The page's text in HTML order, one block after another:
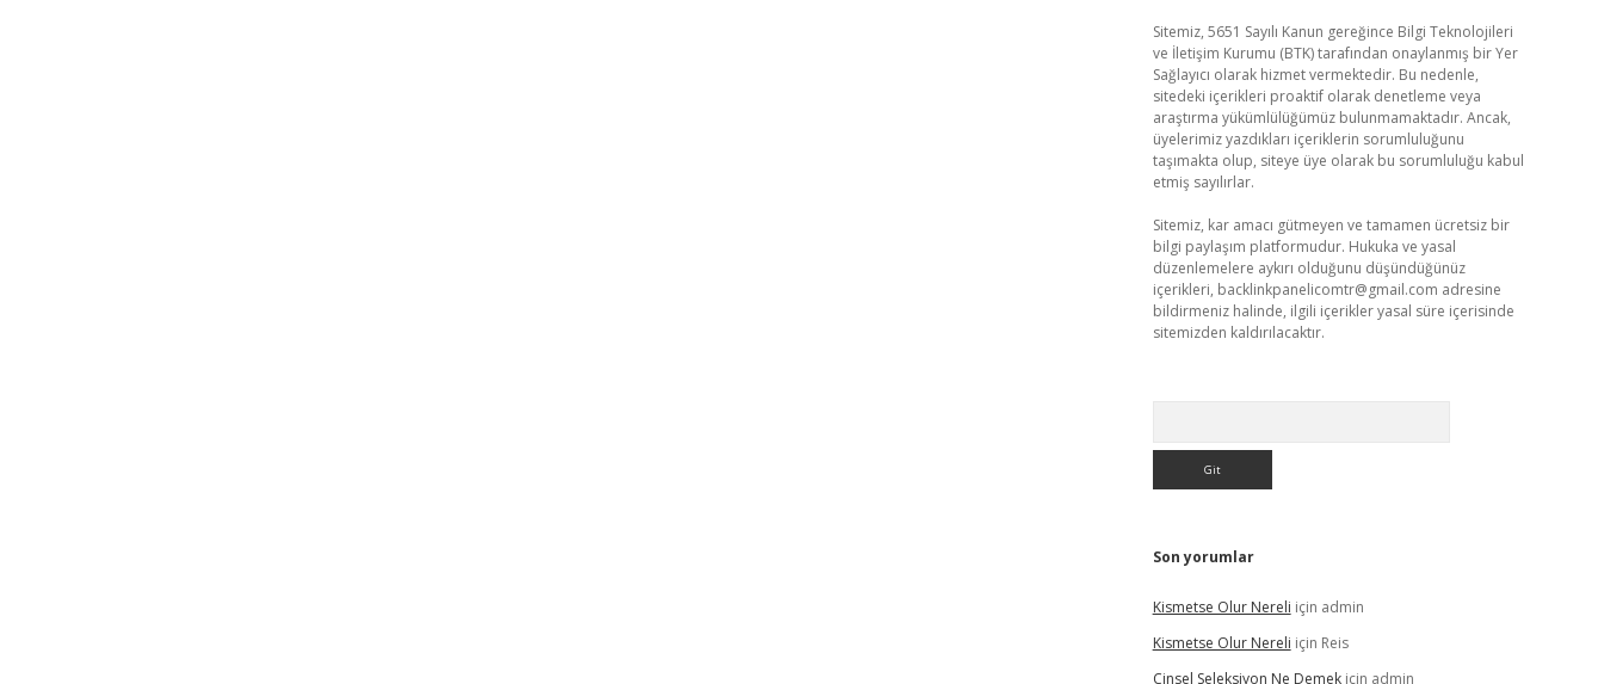
Sitemiz, 5651 Sayılı Kanun gereğince Bilgi Teknolojileri
ve İletişim Kurumu (BTK) tarafından onaylanmış bir Yer
Sağlayıcı olarak hizmet vermektedir. Bu nedenle,
sitedeki içerikleri proaktif olarak denetleme veya
araştırma yükümlülüğümüz bulunmamaktadır. Ancak,
üyelerimiz yazdıkları içeriklerin sorumluluğunu
taşımakta olup, siteye üye olarak bu sorumluluğu kabul
etmiş sayılırlar.
Sitemiz, kar amacı gütmeyen ve tamamen ücretsiz bir
bilgi paylaşım platformudur. Hukuka ve yasal
düzenlemelere aykırı olduğunu düşündüğünüz
içerikleri, backlinkpanelicomtr@gmail.com adresine
bildirmeniz halinde, ilgili içerikler yasal süre içerisinde
sitemizden kaldırılacaktır.
Son yorumlar
Kismetse Olur Nereli için admin
Kismetse Olur Nereli için Reis
Cinsel Seleksiyon Ne Demekiçin admin